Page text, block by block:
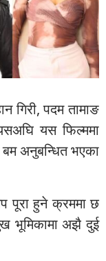
गिरी, पदम तामाङ
यस फिल्ममा
अनुबन्धित भएका
पूरा हुने क्रममा छ
भूमिकामा अझै दुई